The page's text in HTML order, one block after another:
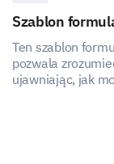
Working
Working
Retired
Szablon
Ten szablon
pozwala
ujawniając, jak